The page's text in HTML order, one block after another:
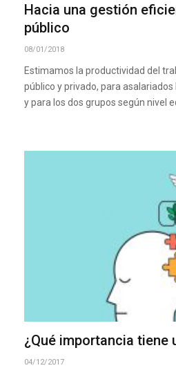
Hacia una gestión
público
08/01/2018
Estimamos la productividad del
público y privado, para
y para los dos grupos según nivel
¿Qué importancia tiene
04/12/2017